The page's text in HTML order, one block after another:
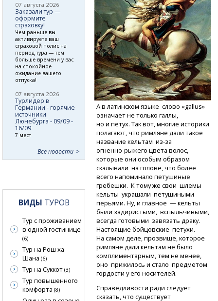
А в латинском языке слово «gallus»
означает не только галлы,
но и петух. Так вот, многие историки
полагают, что римляне дали такое
название кельтамиз-за
огненно-рыжего цвета волос,
которые они особым образом
скалывали на голове, что более
всего напоминало петушиные
гребешки. К тому же свои шлемы
кельты украшали петушиными
перьями. Ну, и главное — кельты
были задиристыми, вспыльчивыми,
всегда готовыми завязать драку.
Настоящие бойцовские петухи.
На самом деле, прозвище, которое
римляне дали кельтам не было
комплиментарным, тем не менее,
оно прижилось и стало предметом
гордости у его носителей.
Справедливости ради следует
сказать, что существует
07 августа 2026
Заказали тур —
оформите
страховку!
Чем раньше вы
активируете ваш
страховой полис на
период тура — тем
больше времени у вас
на спокойное
ожидание вашего
отпуска!
07 августа 2026
Турлидер в
Германии - горячие
источники
Люнебурга - 09/09 -
16/09
7 мест
Все новости
ВИДЫ ТУРОВ
Тур с проживанием
в одной гостинице
(6)
Тур на Рош ха-
Шана (6)
Тур на Суккот (3)
Тур повышенного
комфорта (8)